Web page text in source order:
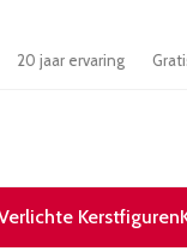
20 jaar ervaring
Kerstfiguren